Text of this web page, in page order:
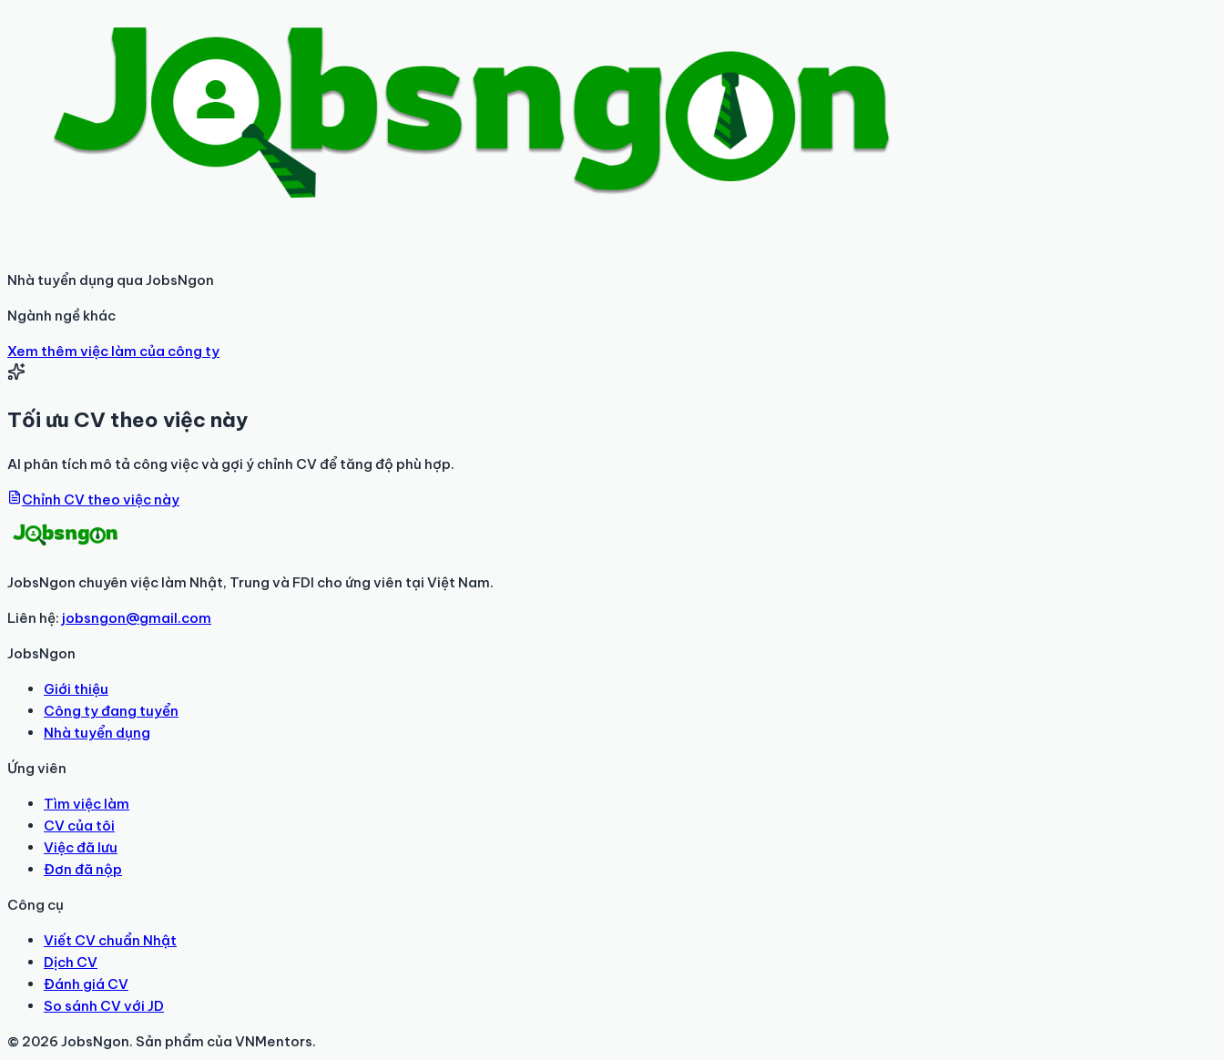
Nhà tuyển dụng qua JobsNgon
Ngành ngề khác
Xem thêm việc làm của công ty
Tối ưu CV theo việc này
AI phân tích mô tả công việc và gợi ý chỉnh CV để tăng độ phù hợp.
Chỉnh CV theo việc này
JobsNgon chuyên việc làm Nhật, Trung và FDI cho ứng viên tại Việt Nam.
Liên hệ: jobsngon@gmail.com
JobsNgon
Giới thiệu
Công ty đang tuyển
Nhà tuyển dụng
Ứng viên
Tìm việc làm
CV của tôi
Việc đã lưu
Đơn đã nộp
Công cụ
Viết CV chuẩn Nhật
Dịch CV
Đánh giá CV
So sánh CV với JD
© 2026 JobsNgon. Sản phẩm của VNMentors.